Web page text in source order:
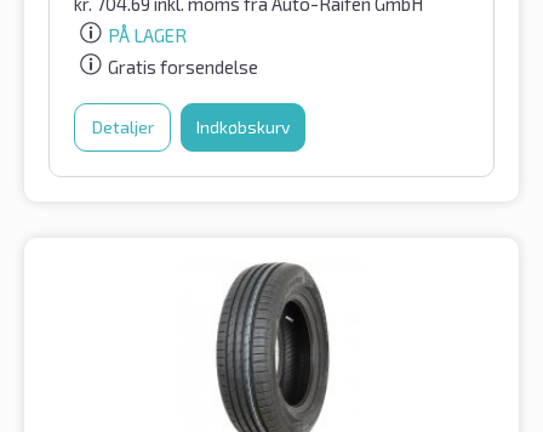
PÅ LAGER
Gratis forsendelse
Detaljer Indkøbskurv